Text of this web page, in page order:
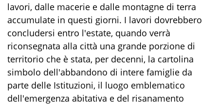
lavori, dalle macerie e dalle montagne di terra
accumulate in questi giorni. I lavori dovrebbero
concludersi entro l'estate, quando verrà
riconsegnata alla città una grande porzione di
territorio che è stata, per decenni, la cartolina
simbolo dell'abbandono di intere famiglie da
parte delle Istituzioni, il luogo emblematico
dell'emergenza abitativa e del risanamento